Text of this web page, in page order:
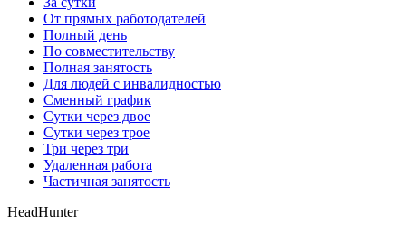
От прямых работодателей
Полный день
По совместительству
Полная занятость
Для людей с инвалидностью
Сменный график
Сутки через двое
Сутки через трое
Три через три
Удаленная работа
Частичная занятость
HeadHunter